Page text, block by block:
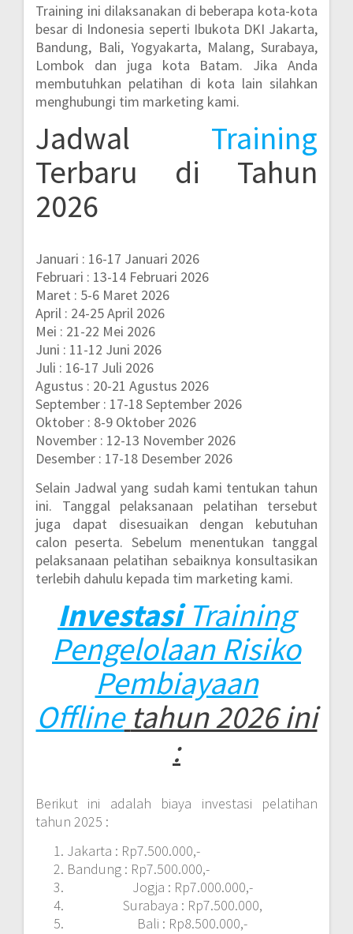
Training ini dilaksanakan di beberapa kota-kota
besar di Indonesia seperti Ibukota DKI Jakarta,
Bandung, Bali, Yogyakarta, Malang, Surabaya,
Lombok dan juga kota Batam. Jika Anda
membutuhkan pelatihan di kota lain silahkan
menghubungi tim marketing kami.
Jadwal Training
Terbaru di Tahun
2026
Januari : 16-17 Januari 2026
Februari : 13-14 Februari 2026
Maret : 5-6 Maret 2026
April : 24-25 April 2026
Mei : 21-22 Mei 2026
Juni : 11-12 Juni 2026
Juli : 16-17 Juli 2026
Agustus : 20-21 Agustus 2026
September : 17-18 September 2026
Oktober : 8-9 Oktober 2026
November : 12-13 November 2026
Desember : 17-18 Desember 2026
Selain Jadwal yang sudah kami tentukan tahun
ini. Tanggal pelaksanaan pelatihan tersebut
juga dapat disesuaikan dengan kebutuhan
calon peserta. Sebelum menentukan tanggal
pelaksanaan pelatihan sebaiknya konsultasikan
terlebih dahulu kepada tim marketing kami.
Investasi Training
Pengelolaan Risiko
Pembiayaan
Offline tahun 2026 ini
:
Berikut ini adalah biaya investasi pelatihan
tahun 2025 :
Jakarta : Rp7.500.000,-
Bandung : Rp7.500.000,-
Jogja : Rp7.000.000,-
Surabaya : Rp7.500.000,
Bali : Rp8.500.000,-